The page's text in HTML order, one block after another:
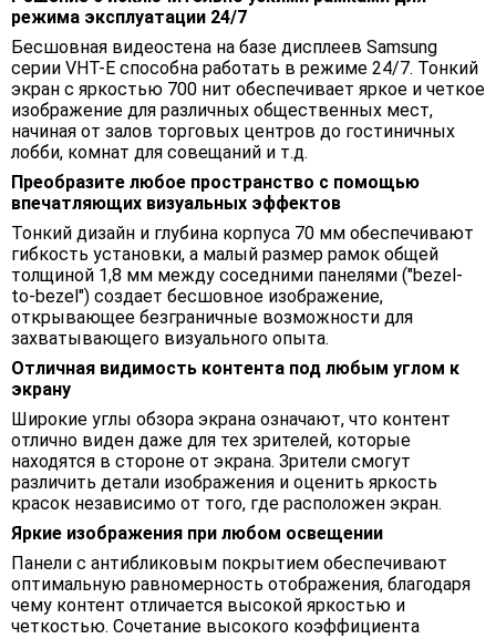
режима эксплуатации 24/7
Бесшовная видеостена на базе дисплеев Samsung
серии VHT-E способна работать в режиме 24/7. Тонкий
экран с яркостью 700 нит обеспечивает яркое и четкое
изображение для различных общественных мест,
начиная от залов торговых центров до гостиничных
лобби, комнат для совещаний и т.д.
Преобразите любое пространство с помощью
впечатляющих визуальных эффектов
Тонкий дизайн и глубина корпуса 70 мм обеспечивают
гибкость установки, а малый размер рамок общей
толщиной 1,8 мм между соседними панелями ("bezel-
to-bezel") создает бесшовное изображение,
открывающее безграничные возможности для
захватывающего визуального опыта.
Отличная видимость контента под любым углом к
экрану
Широкие углы обзора экрана означают, что контент
отлично виден даже для тех зрителей, которые
находятся в стороне от экрана. Зрители смогут
различить детали изображения и оценить яркость
красок независимо от того, где расположен экран.
Яркие изображения при любом освещении
Панели с антибликовым покрытием обеспечивают
оптимальную равномерность отображения, благодаря
чему контент отличается высокой яркостью и
четкостью. Сочетание высокого коэффициента